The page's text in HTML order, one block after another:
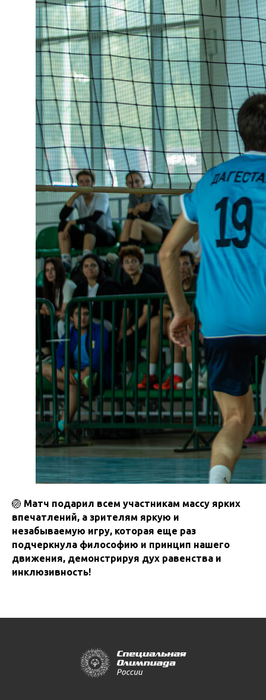
🏐 Матч подарил всем участникам массу ярких
впечатлений, а зрителям яркую и
незабываемую игру, которая еще раз
подчеркнула философию и принцип нашего
движения, демонстрируя дух равенства и
инклюзивность!